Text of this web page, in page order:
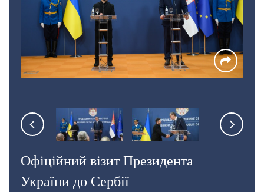
Офіційний візит Президента
України до Сербії